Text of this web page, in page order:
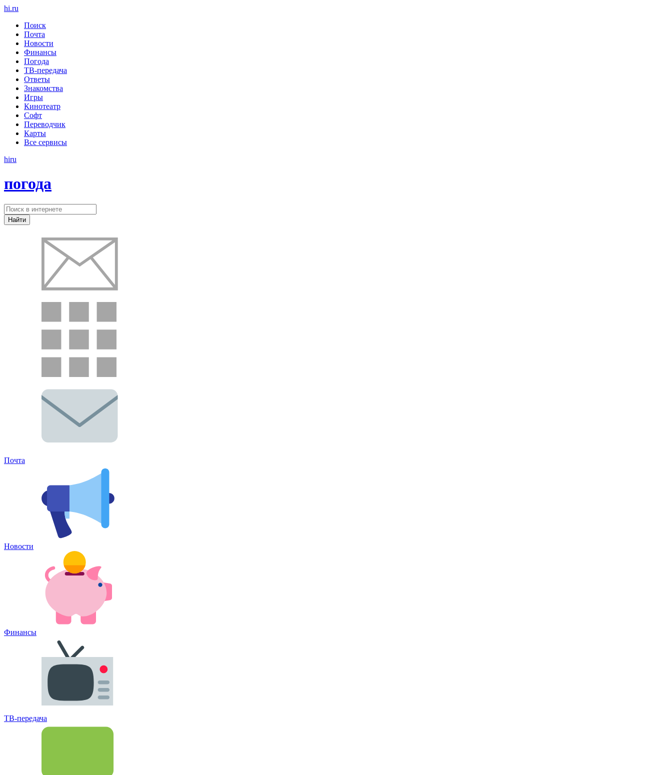
hi.ru
Поиск
Почта
Новости
Финансы
Погода
ТВ-передача
Ответы
Знакомства
Игры
Кинотеатр
Софт
Переводчик
Карты
Все сервисы
hiru
погода
Найти
Почта
Новости
Финансы
ТВ-передача